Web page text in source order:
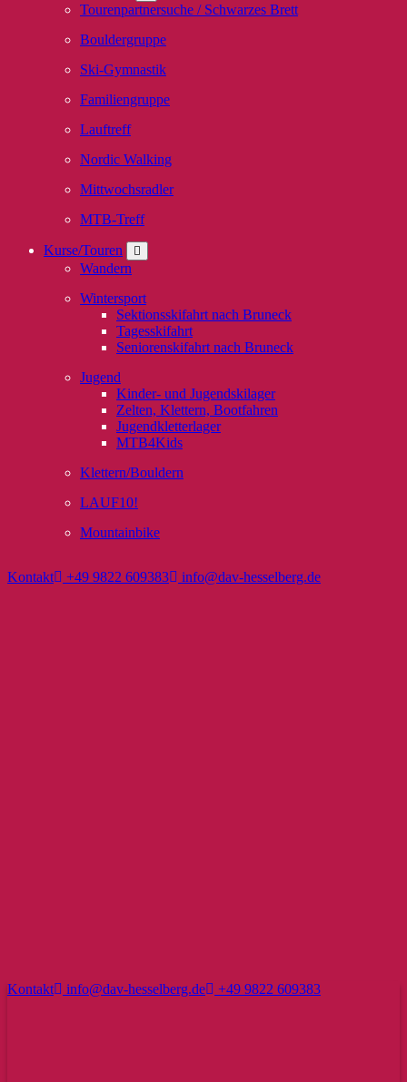
Tourenpartnersuche / Schwarzes Brett
Bouldergruppe
Ski-Gymnastik
Familiengruppe
Lauftreff
Nordic Walking
Mittwochsradler
MTB-Treff
Kurse/Touren
Wandern
Wintersport
Sektionsskifahrt nach Bruneck
Tagesskifahrt
Seniorenskifahrt nach Bruneck
Jugend
Kinder- und Jugendskilager
Zelten, Klettern, Bootfahren
Jugendkletterlager
MTB4Kids
Klettern/Bouldern
LAUF10!
Mountainbike
Kontakt +49 9822 609383 info@dav-hesselberg.de
Kontakt info@dav-hesselberg.de +49 9822 609383